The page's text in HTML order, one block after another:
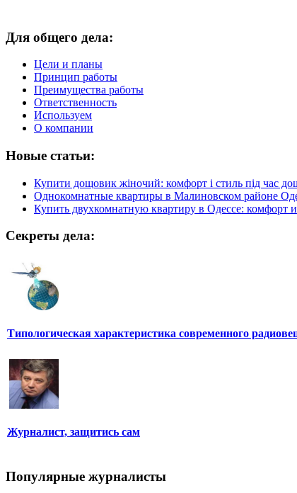
Для общего дела:
Цели и планы
Принцип работы
Преимущества работы
Ответственность
Используем
О компании
Новые статьи:
Купити дощовик жіночий: комфорт і стиль під час
Однокомнатные квартиры в Малиновском районе
Купить двухкомнатную квартиру в Одессе: комфорт
Секреты дела:
Типологическая характеристика современного
Журналист, защитись сам
Популярные журналисты